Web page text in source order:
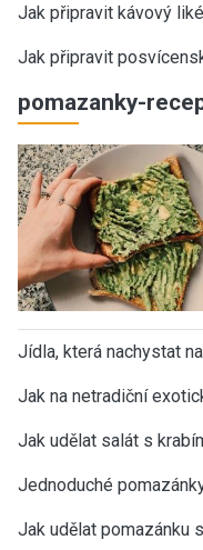
Jak připravit kávový
Jak připravit
pomazanky-
Jídla, která nachystat
Jak na netradiční
Jak udělat salát s
Jednoduché
Jak udělat pomazánku